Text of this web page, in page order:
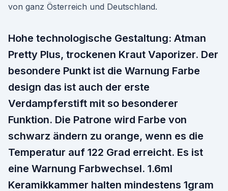
von ganz Österreich und Deutschland.
Hohe technologische Gestaltung: Atman
Pretty Plus, trockenen Kraut Vaporizer. Der
besondere Punkt ist die Warnung Farbe
design das ist auch der erste
Verdampferstift mit so besonderer
Funktion. Die Patrone wird Farbe von
schwarz ändern zu orange, wenn es die
Temperatur auf 122 Grad erreicht. Es ist
eine Warnung Farbwechsel. 1.6ml
Keramikkammer halten mindestens 1gram